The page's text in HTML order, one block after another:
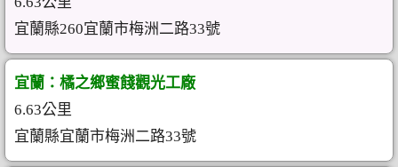
宜蘭縣260宜蘭市梅洲二路33號
宜蘭：橘之鄉蜜餞觀光工廠
6.63公里
宜蘭縣宜蘭市梅洲二路33號